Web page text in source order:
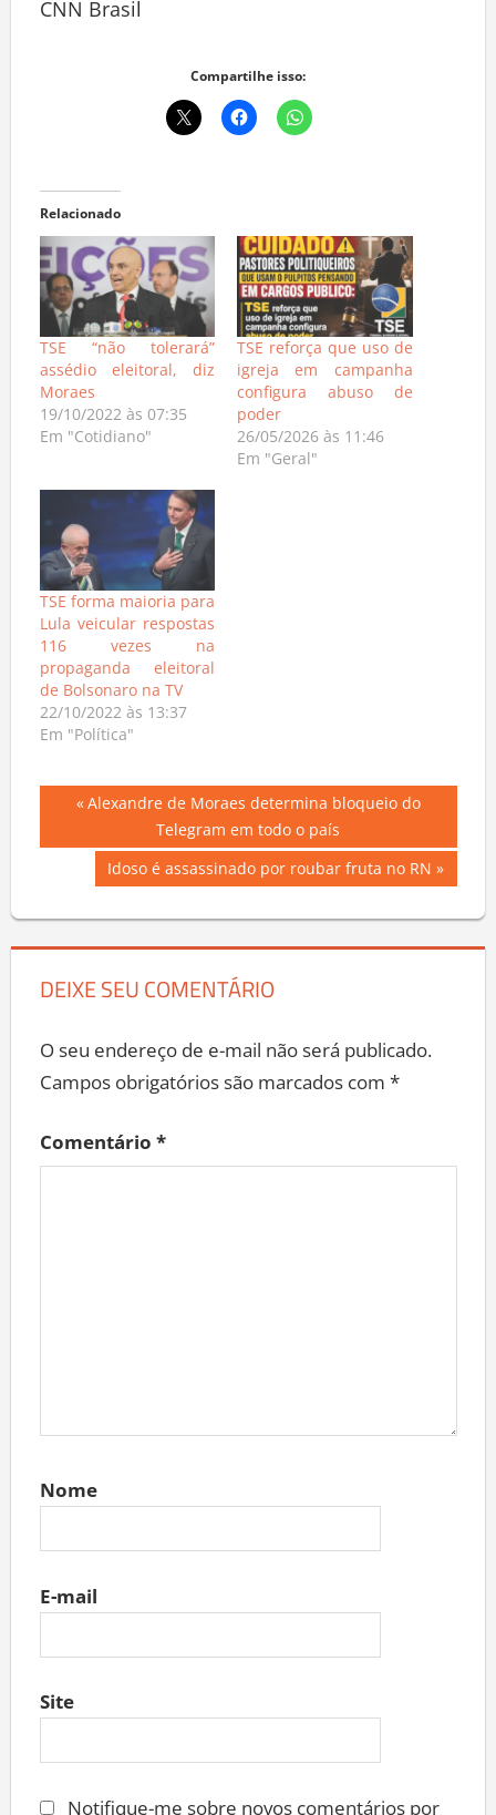
CNN Brasil
Compartilhe isso:
Relacionado
TSE “não tolerará”
assédio eleitoral, diz
Moraes
19/10/2022 às 07:35
Em "Cotidiano"
TSE reforça que uso de
igreja em campanha
configura abuso de
poder
26/05/2026 às 11:46
Em "Geral"
TSE forma maioria para
Lula veicular respostas
116 vezes na
propaganda eleitoral
de Bolsonaro na TV
22/10/2022 às 13:37
Em "Política"
Navegação
de
Post
Previous
Alexandre de Moraes determina bloqueio do
Telegram em todo o país
Next
Idoso é assassinado por roubar fruta no RN
DEIXE SEU COMENTÁRIO
O seu endereço de e-mail não será publicado.
Campos obrigatórios são marcados com *
Comentário *
Nome
E-mail
Site